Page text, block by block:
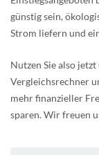
günstig sein,
Strom liefern und
Nutzen Sie also
Vergleichsrechner
mehr finanzieller
sparen. Wir freuen